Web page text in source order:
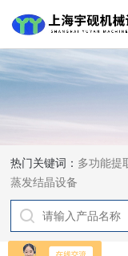
热门关键词： 多功能提
蒸发结晶设备